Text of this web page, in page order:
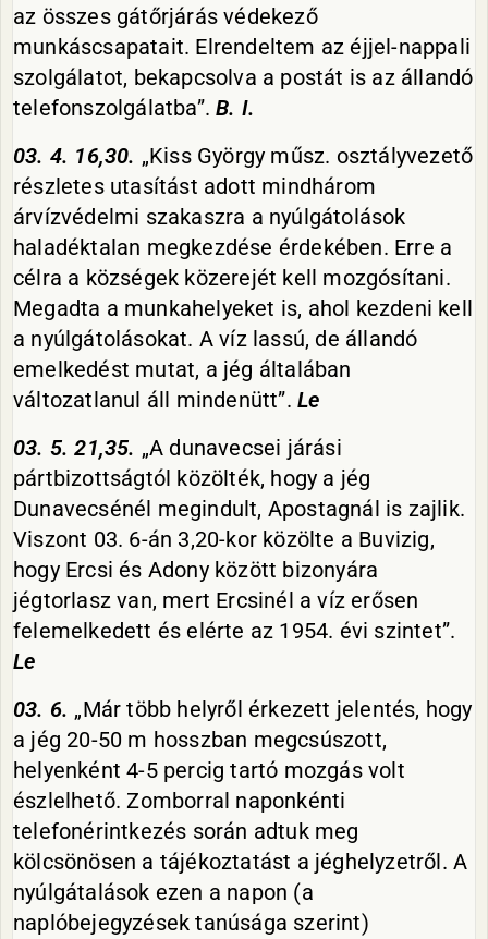
az összes gátőrjárás védekező
munkáscsapatait. Elrendeltem az éjjel-nappali
szolgálatot, bekapcsolva a postát is az állandó
telefonszolgálatba”.B. I.
03. 4. 16,30. „Kiss György műsz. osztályvezető
részletes utasítást adott mindhárom
árvízvédelmi szakaszra a nyúlgátolások
haladéktalan megkezdése érdekében. Erre a
célra a községek közerejét kell mozgósítani.
Megadta a munkahelyeket is, ahol kezdeni kell
a nyúlgátolásokat. A víz lassú, de állandó
emelkedést mutat, a jég általában
változatlanul áll mindenütt”. Le
03. 5. 21,35. „A dunavecsei járási
pártbizottságtól közölték, hogy a jég
Dunavecsénél megindult, Apostagnál is zajlik.
Viszont 03. 6-án 3,20-kor közölte a Buvizig,
hogy Ercsi és Adony között bizonyára
jégtorlasz van, mert Ercsinél a víz erősen
felemelkedett és elérte az 1954. évi szintet”.
Le
03. 6. „Már több helyről érkezett jelentés, hogy
a jég 20-50 m hosszban megcsúszott,
helyenként 4-5 percig tartó mozgás volt
észlelhető. Zomborral naponkénti
telefonérintkezés során adtuk meg
kölcsönösen a tájékoztatást a jéghelyzetről. A
nyúlgátalások ezen a napon (a
naplóbejegyzések tanúsága szerint)